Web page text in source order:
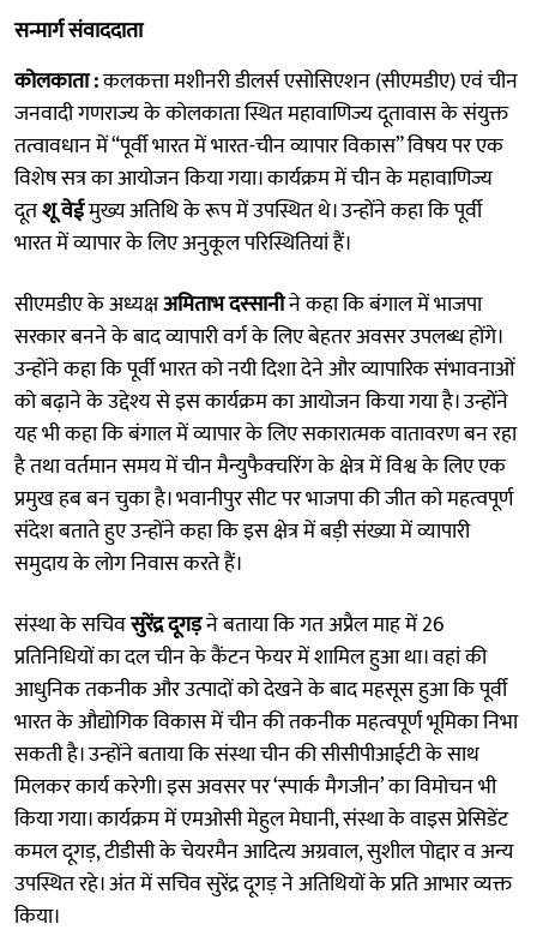
सन्मार्ग संवाददाता
कोलकाता :कलकत्ता मशीनरी डीलर्स एसोसिएशन (सीएमडीए) एवं चीन
जनवादी गणराज्य के कोलकाता स्थित महावाणिज्य दूतावास के संयुक्त
तत्वावधान में “पूर्वी भारत में भारत-चीन व्यापार विकास” विषय पर एक
विशेष सत्र का आयोजन किया गया। कार्यक्रम में चीन के महावाणिज्य
दूतशू वेईमुख्य अतिथि के रूप में उपस्थित थे। उन्होंने कहा कि पूर्वी
भारत में व्यापार के लिए अनुकूल परिस्थितियां हैं।
सीएमडीए के अध्यक्षअमिताभ दस्सानीने कहा कि बंगाल में भाजपा
सरकार बनने के बाद व्यापारी वर्ग के लिए बेहतर अवसर उपलब्ध होंगे।
उन्होंने कहा कि पूर्वी भारत को नयी दिशा देने और व्यापारिक संभावनाओं
को बढ़ाने के उद्देश्य से इस कार्यक्रम का आयोजन किया गया है। उन्होंने
यह भी कहा कि बंगाल में व्यापार के लिए सकारात्मक वातावरण बन रहा
है तथा वर्तमान समय में चीन मैन्युफैक्चरिंग के क्षेत्र में विश्व के लिए एक
प्रमुख हब बन चुका है। भवानीपुर सीट पर भाजपा की जीत को महत्वपूर्ण
संदेश बताते हुए उन्होंने कहा कि इस क्षेत्र में बड़ी संख्या में व्यापारी
समुदाय के लोग निवास करते हैं।
संस्था के सचिवसुरेंद्र दूगड़ने बताया कि गत अप्रैल माह में 26
प्रतिनिधियों का दल चीन के कैंटन फेयर में शामिल हुआ था। वहां की
आधुनिक तकनीक और उत्पादों को देखने के बाद महसूस हुआ कि पूर्वी
भारत के औद्योगिक विकास में चीन की तकनीक महत्वपूर्ण भूमिका निभा
सकती है। उन्होंने बताया कि संस्था चीन की सीसीपीआईटी के साथ
मिलकर कार्य करेगी। इस अवसर पर ‘स्पार्क मैगजीन’ का विमोचन भी
किया गया। कार्यक्रम में एमओसी मेहुल मेघानी, संस्था के वाइस प्रेसिडेंट
कमल दूगड़, टीडीसी के चेयरमैन आदित्य अग्रवाल, सुशील पोद्दार व अन्य
उपस्थित रहे। अंत में सचिव सुरेंद्र दूगड़ ने अतिथियों के प्रति आभार व्यक्त
किया।